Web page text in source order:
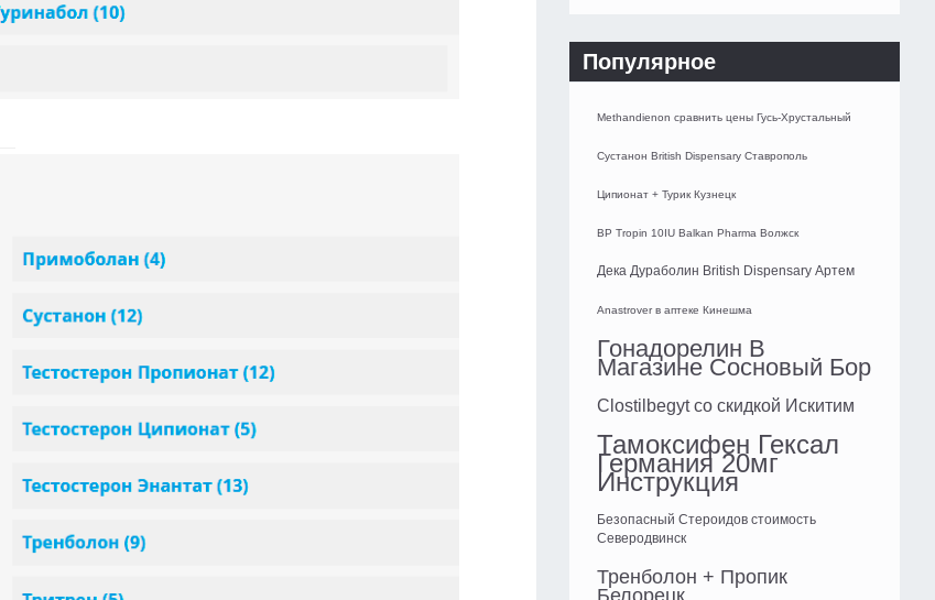
Популярное
Methandienon сравнить цены Гусь-Хрустальный
Сустанон British Dispensary Ставрополь
Ципионат + Турик Кузнецк
BP Tropin 10IU Balkan Pharma Волжск
Дека Дураболин British Dispensary Артем
Anastrover в аптеке Кинешма
Гонадорелин В
Магазине Сосновый Бор
Clostilbegyt со скидкой Искитим
Тамоксифен Гексал
Германия 20мг
Инструкция
Безопасный Стероидов стоимость
Северодвинск
Тренболон + Пропик